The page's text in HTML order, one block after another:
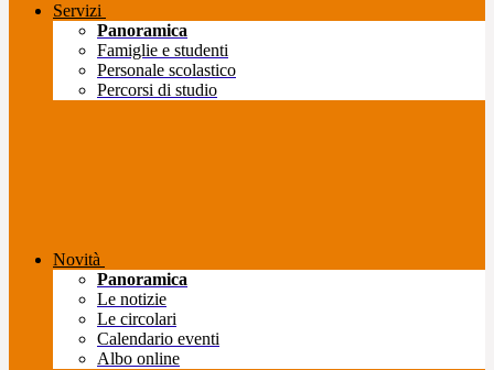
Servizi
Panoramica
Famiglie e studenti
Personale scolastico
Percorsi di studio
Novità
Panoramica
Le notizie
Le circolari
Calendario eventi
Albo online